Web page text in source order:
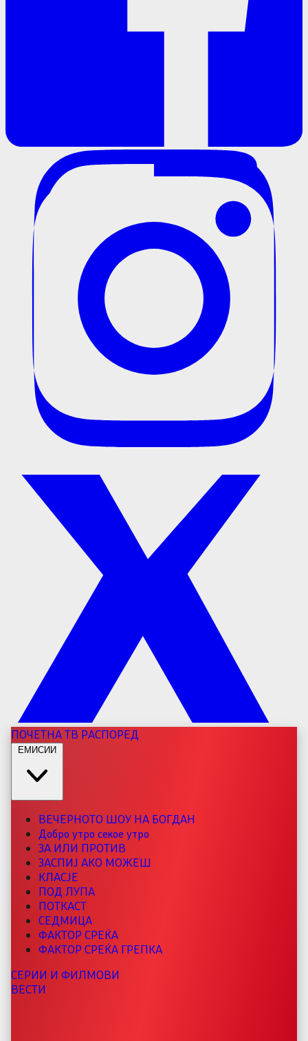
ПОЧЕТНАТВ РАСПОРЕД
ЕМИСИИ
ВЕЧЕРНОТО ШОУ НА БОГДАН
Добро утро секое утро
ЗА ИЛИ ПРОТИВ
ЗАСПИЈ АКО МОЖЕШ
КЛАСЈЕ
ПОД ЛУПА
ПОТКАСТ
СЕДМИЦА
ФАКТОР СРЕЌА
ФАКТОР СРЕЌА ГРЕПКА
СЕРИИ И ФИЛМОВИ
ВЕСТИ